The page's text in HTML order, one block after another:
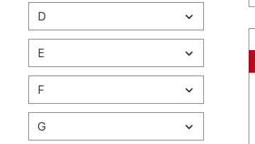
(1)
(125)
Aputure
(62)
ARRI
(188)
(29)
AtlasLensCo
(69)
Atomos
D
E
F
G